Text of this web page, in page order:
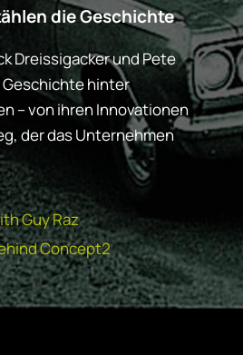
die Geschichte
Dreissigacker und Pete
hinter
– von ihren Innovationen
der das Unternehmen
Guy Raz
Concept2